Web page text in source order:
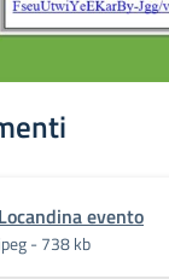
evento
- 738 kb